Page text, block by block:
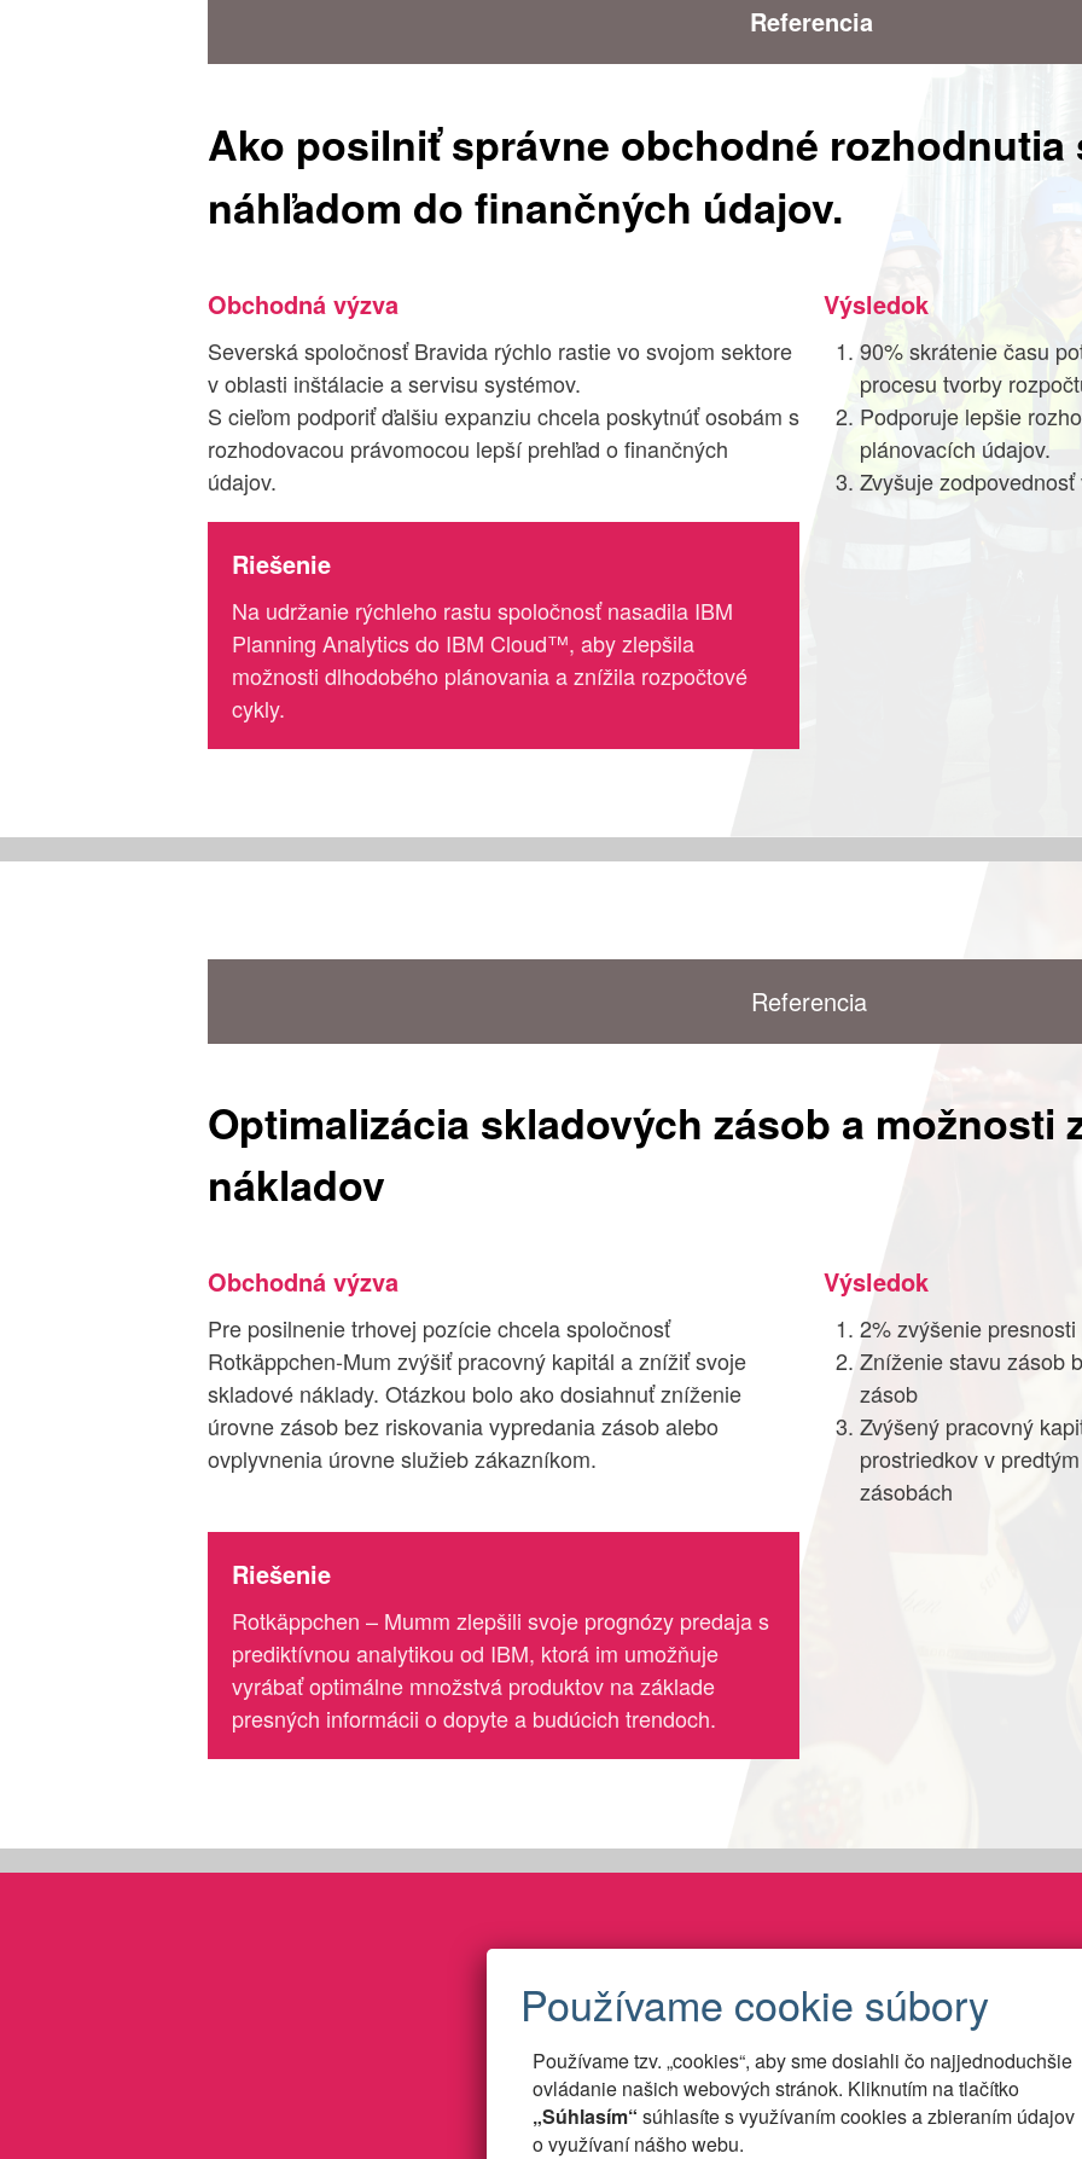
Referencia
Ako posilniť správne obchodné rozhodnutia
náhľadom do finančných údajov.
Obchodná výzva
Severská spoločnosť Bravida rýchlo rastie vo svojom sektore
v oblasti inštálacie a servisu systémov.
S cieľom podporiť ďalšiu expanziu chcela poskytnúť osobám s
rozhodovacou právomocou lepší prehľad o finančných
údajov.
Výsledok
90% skrátenie času
procesu tvorby
Podporuje lepšie
plánovacích údajov.
Zvyšuje
Riešenie
Na udržanie rýchleho rastu spoločnosť nasadila IBM
Planning Analytics do IBM Cloud™, aby zlepšila
možnosti dlhodobého plánovania a znížila rozpočtové
cykly.
Referencia
Optimalizácia skladových zásob a možnosti
nákladov
Obchodná výzva
Pre posilnenie trhovej pozície chcela spoločnosť
Rotkäppchen-Mum zvýšiť pracovný kapitál a znížiť svoje
skladové náklady. Otázkou bolo ako dosiahnuť zníženie
úrovne zásob bez riskovania vypredania zásob alebo
ovplyvnenia úrovne služieb zákazníkom.
Výsledok
2% zvýšenie
Zníženie stavu zásob
zásob
Zvýšený pracovný
prostriedkov v
zásobách
Riešenie
Rotkäppchen – Mumm zlepšili svoje prognózy predaja s
prediktívnou analytikou od IBM, ktorá im umožňuje
vyrábať optimálne množstvá produktov na základe
presných informácii o dopyte a budúcich trendoch.
Zákaznícka prezentácia
Používame tzv. „cookies“, aby sme dosiahli čo najjednoduchšie
ovládanie našich webových stránok. Kliknutím na tlačítko
„Súhlasím“ súhlasíte s využívaním cookies a zbieraním údajov
o využívaní nášho webu.